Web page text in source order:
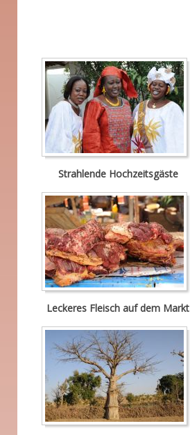
Strahlende Hochzeitsgäste
Leckeres Fleisch auf dem Markt